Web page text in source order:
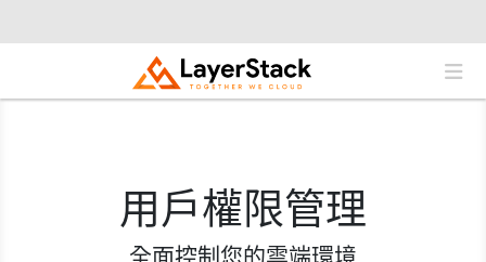
用戶權限管理
全面控制您的雲端環境